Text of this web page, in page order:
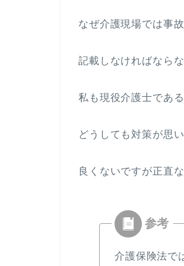
なぜ介護現場では事
記載しなければなら
私も現役介護士であ
どうしても対策が思
良くないですが正直
介護保険法で